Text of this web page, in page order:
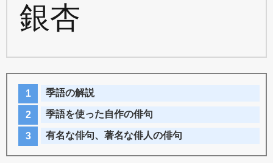
銀杏
季語の解説
季語を使った自作の俳句
有名な俳句、著名な俳人の俳句